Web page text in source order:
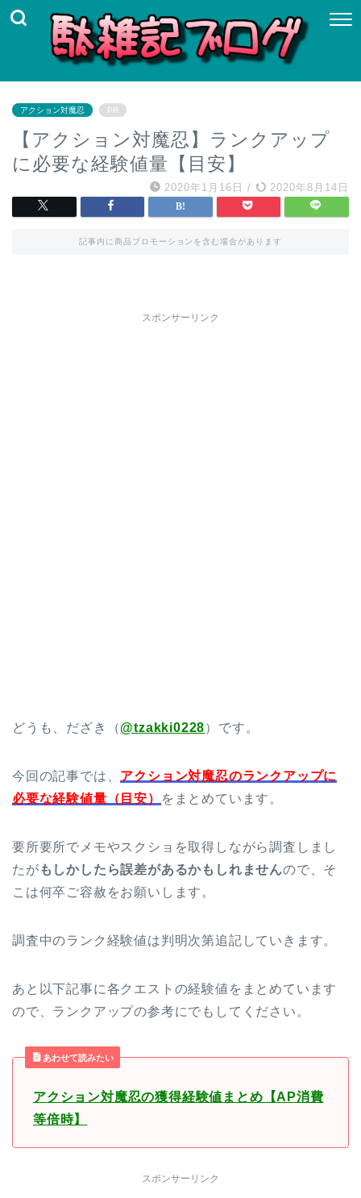
アクション対魔忍 PR
【アクション対魔忍】ランクアップ
に必要な経験値量【目安】
2020年1月16日 / 2020年8月14日
記事内に商品プロモーションを含む場合があります
スポンサーリンク
どうも、だざき（@tzakki0228）です。
今回の記事では、 アクション対魔忍のランクアップに
必要な経験値量（目安）
をまとめています。
要所要所でメモやスクショを取得しながら調査しまし
たが もしかしたら誤差があるかもしれませんので、そ
こは何卒ご容赦をお願いします。
調査中のランク経験値は判明次第追記していきます。
あと以下記事に各クエストの経験値をまとめています
ので、ランクアップの参考にでもしてください。
あわせて読みたい
アクション対魔忍の獲得経験値まとめ【AP消費
等倍時】
スポンサーリンク